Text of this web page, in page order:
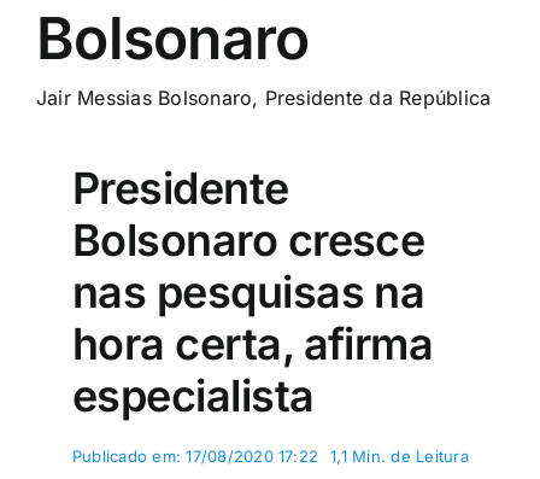
Colunas e Blogs
Buscar
resultados
Bolsonaro
Jair Messias Bolsonaro, Presidente da República
Presidente
Bolsonaro cresce
nas pesquisas na
hora certa, afirma
especialista
Publicado em: 17/08/2020 17:22 1,1 Min. de Leitura